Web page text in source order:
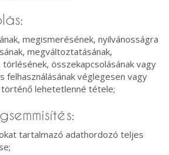
megismerésének, nyilvánosságra
megváltoztatásának,
összekapcsolásának vagy
felhasználásának véglegesen vagy
lehetetlenné tétele;
tartalmazó adathordozó teljes